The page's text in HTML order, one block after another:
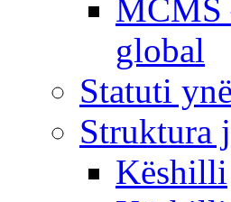
MCMS
global
Statuti ynë
Struktura
Këshilli